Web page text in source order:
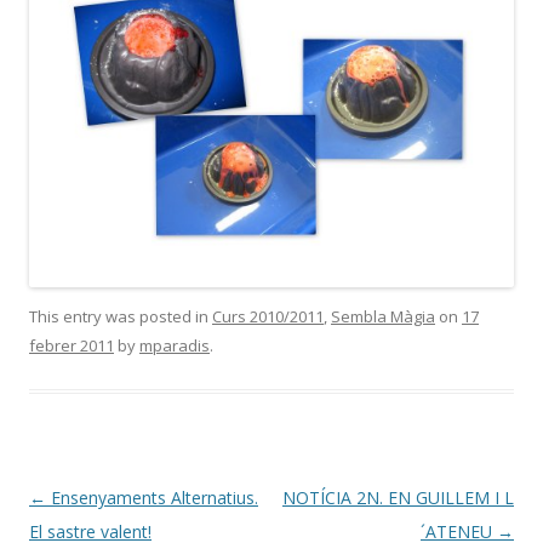
This entry was posted in Curs 2010/2011, Sembla Màgia on 17
febrer 2011 by mparadis.
Post
navigation
← Ensenyaments Alternatius.
El sastre valent!
NOTÍCIA 2N. EN GUILLEM I L
´ATENEU →